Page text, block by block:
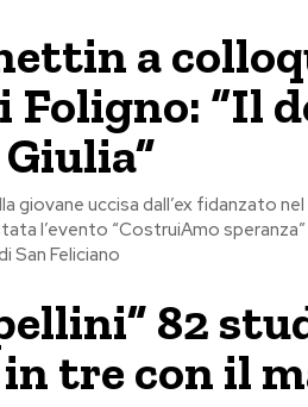
a
“Il
giovane uccisa dall’ex fidanzato
l’evento “CostruiAmo
San Feliciano
82
tre con il